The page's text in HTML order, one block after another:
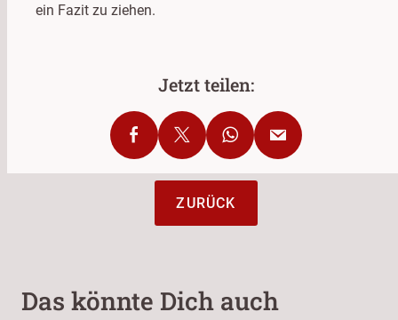
ein Fazit zu ziehen.
ZURÜCK
Das könnte Dich auch